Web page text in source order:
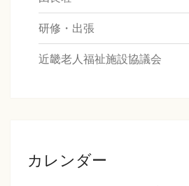
研修・出張
近畿老人福祉施設協議会
カレンダー